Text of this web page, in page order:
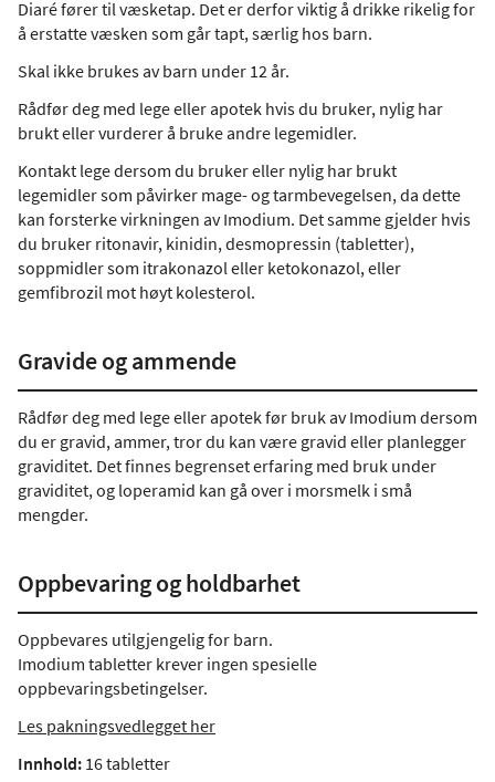
Diaré fører til væsketap. Det er derfor viktig å drikke rikelig for
å erstatte væsken som går tapt, særlig hos barn.
Skal ikke brukes av barn under 12 år.
Rådfør deg med lege eller apotek hvis du bruker, nylig har
brukt eller vurderer å bruke andre legemidler.
Kontakt lege dersom du bruker eller nylig har brukt
legemidler som påvirker mage- og tarmbevegelsen, da dette
kan forsterke virkningen av Imodium. Det samme gjelder hvis
du bruker ritonavir, kinidin, desmopressin (tabletter),
soppmidler som itrakonazol eller ketokonazol, eller
gemfibrozil mot høyt kolesterol.
Gravide og ammende
Rådfør deg med lege eller apotek før bruk av Imodium dersom
du er gravid, ammer, tror du kan være gravid eller planlegger
graviditet. Det finnes begrenset erfaring med bruk under
graviditet, og loperamid kan gå over i morsmelk i små
mengder.
Oppbevaring og holdbarhet
Oppbevares utilgjengelig for barn.
Imodium tabletter krever ingen spesielle
oppbevaringsbetingelser.
Les pakningsvedlegget her
Innhold: 16 tabletter